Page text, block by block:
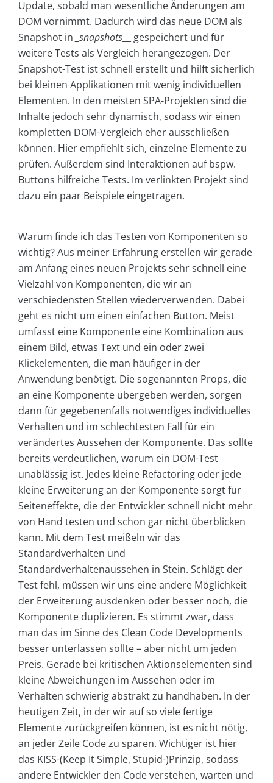
Update, sobald man wesentliche Änderungen am
DOM vornimmt. Dadurch wird das neue DOM als
Snapshot in _snapshots __ gespeichert und für
weitere Tests als Vergleich herangezogen. Der
Snapshot-Test ist schnell erstellt und hilft sicherlich
bei kleinen Applikationen mit wenig individuellen
Elementen. In den meisten SPA-Projekten sind die
Inhalte jedoch sehr dynamisch, sodass wir einen
kompletten DOM-Vergleich eher ausschließen
können. Hier empfiehlt sich, einzelne Elemente zu
prüfen. Außerdem sind Interaktionen auf bspw.
Buttons hilfreiche Tests. Im verlinkten Projekt sind
dazu ein paar Beispiele eingetragen.
Warum finde ich das Testen von Komponenten so
wichtig? Aus meiner Erfahrung erstellen wir gerade
am Anfang eines neuen Projekts sehr schnell eine
Vielzahl von Komponenten, die wir an
verschiedensten Stellen wiederverwenden. Dabei
geht es nicht um einen einfachen Button. Meist
umfasst eine Komponente eine Kombination aus
einem Bild, etwas Text und ein oder zwei
Klickelementen, die man häufiger in der
Anwendung benötigt. Die sogenannten Props, die
an eine Komponente übergeben werden, sorgen
dann für gegebenenfalls notwendiges individuelles
Verhalten und im schlechtesten Fall für ein
verändertes Aussehen der Komponente. Das sollte
bereits verdeutlichen, warum ein DOM-Test
unablässig ist. Jedes kleine Refactoring oder jede
kleine Erweiterung an der Komponente sorgt für
Seiteneffekte, die der Entwickler schnell nicht mehr
von Hand testen und schon gar nicht überblicken
kann. Mit dem Test meißeln wir das
Standardverhalten und
Standardverhaltenaussehen in Stein. Schlägt der
Test fehl, müssen wir uns eine andere Möglichkeit
der Erweiterung ausdenken oder besser noch, die
Komponente duplizieren. Es stimmt zwar, dass
man das im Sinne des Clean Code Developments
besser unterlassen sollte – aber nicht um jeden
Preis. Gerade bei kritischen Aktionselementen sind
kleine Abweichungen im Aussehen oder im
Verhalten schwierig abstrakt zu handhaben. In der
heutigen Zeit, in der wir auf so viele fertige
Elemente zurückgreifen können, ist es nicht nötig,
an jeder Zeile Code zu sparen. Wichtiger ist hier
das KISS-(Keep It Simple, Stupid-)Prinzip, sodass
andere Entwickler den Code verstehen, warten und